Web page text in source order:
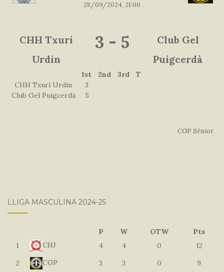
28/09/2024, 21:00
CHH Txuri
Urdin
3 - 5
Club Gel
Puigcerdà
1st 2nd 3rd
T
CHH Txuri Urdin
3
Club Gel Puigcerdà
5
CGP Sènior
LLIGA MASCULINA 2024-25
P W OTW
Pts
1
CHJ 4 4 0
12
2
CGP 3 3 0
9